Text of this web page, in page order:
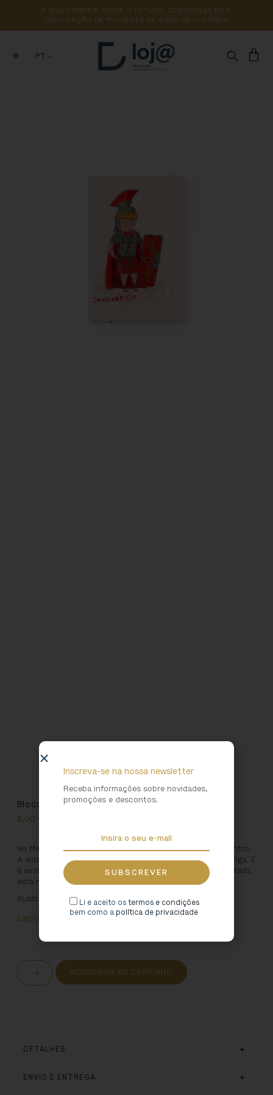
A SUA COMPRA APOIA O ESTUDO, CONSERVAÇÃO E
DIVULGAÇÃO DE MILHARES DE ANOS DE HISTÓRIA
PT
Bloco Menino Romano
8,00 €
No Marco de Canaveses, existe uma aldeia com cidade dentro.
A aldeia é o Freixo e a cidade é a outrora romana Tongobriga. E
é exatamente no imaginário da cidade romana que é inspitada
esta nova linha infantil.
Illustration
: Rita Faria
Esgotado
-+ ADICIONAR AO CARRINHO
DETALHES
ENVIO E ENTREGA
Inscreva-se na nossa newsletter
Receba informações sobre novidades,
promoções e descontos.
Li e aceito ostermos e condições
bem como a política de privacidade